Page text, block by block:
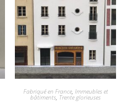
Fabriqué en France, Immeubles et
bâtiments, Trente glorieuses